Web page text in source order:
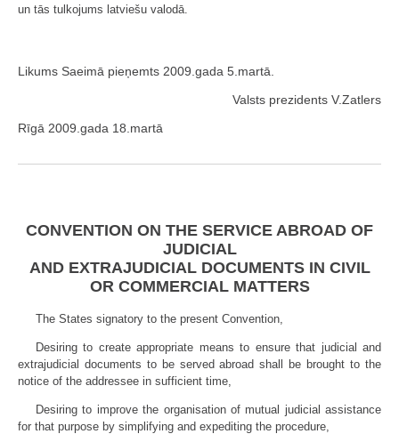
un tās tulkojums latviešu valodā.
Likums Saeimā pieņemts 2009.gada 5.martā.
Valsts prezidents V.Zatlers
Rīgā 2009.gada 18.martā
CONVENTION ON THE SERVICE ABROAD OF
JUDICIAL
AND EXTRAJUDICIAL DOCUMENTS IN CIVIL
OR COMMERCIAL MATTERS
The States signatory to the present Convention,
Desiring to create appropriate means to ensure that judicial and
extrajudicial documents to be served abroad shall be brought to the
notice of the addressee in sufficient time,
Desiring to improve the organisation of mutual judicial assistance
for that purpose by simplifying and expediting the procedure,